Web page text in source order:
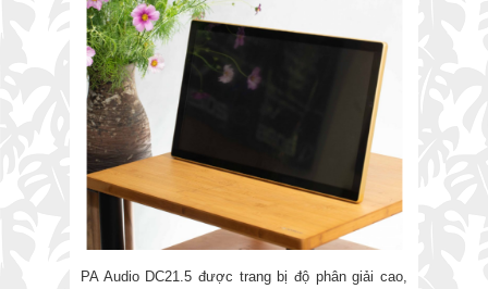
PA Audio DC21.5 được trang bị độ phân giải cao,